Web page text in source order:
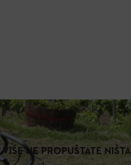
NE PROPUŠTATE NIŠTA